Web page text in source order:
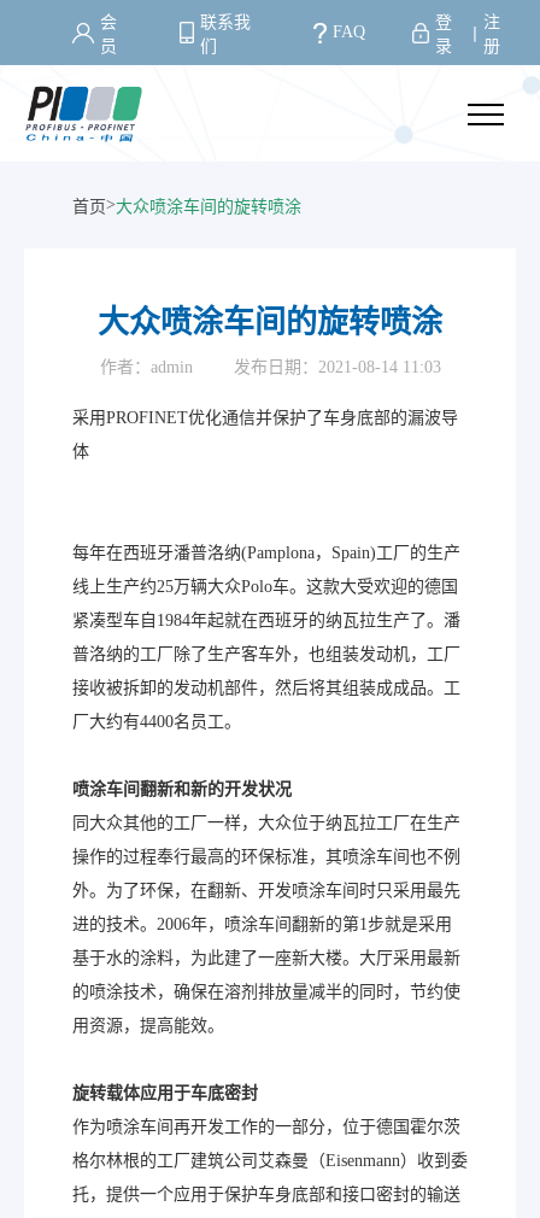
会
员
联系我
们
FAQ
登
录
注
册
首页>大众喷涂车间的旋转喷涂
大众喷涂车间的旋转喷涂
作者：admin 发布日期：2021-08-14 11:03
采用PROFINET优化通信并保护了车身底部的漏波导
体
每年在西班牙潘普洛纳(Pamplona，Spain)工厂的生产
线上生产约25万辆大众Polo车。这款大受欢迎的德国
紧凑型车自1984年起就在西班牙的纳瓦拉生产了。潘
普洛纳的工厂除了生产客车外，也组装发动机，工厂
接收被拆卸的发动机部件，然后将其组装成成品。工
厂大约有4400名员工。
喷涂车间翻新和新的开发状况
同大众其他的工厂一样，大众位于纳瓦拉工厂在生产
操作的过程奉行最高的环保标准，其喷涂车间也不例
外。为了环保，在翻新、开发喷涂车间时只采用最先
进的技术。2006年，喷涂车间翻新的第1步就是采用
基于水的涂料，为此建了一座新大楼。大厅采用最新
的喷涂技术，确保在溶剂排放量减半的同时，节约使
用资源，提高能效。
旋转载体应用于车底密封
作为喷涂车间再开发工作的一部分，位于德国霍尔茨
格尔林根的工厂建筑公司艾森曼（Eisenmann）收到委
托，提供一个应用于保护车身底部和接口密封的输送